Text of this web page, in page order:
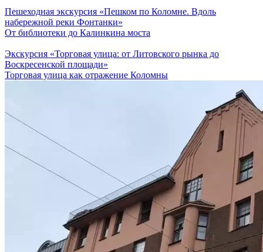
Пешеходная экскурсия «Пешком по Коломне. Вдоль
набережной реки Фонтанки»
От библиотеки до Калинкина моста
Экскурсия «Торговая улица: от Литовского рынка до
Воскресенской площади»
Торговая улица как отражение Коломны